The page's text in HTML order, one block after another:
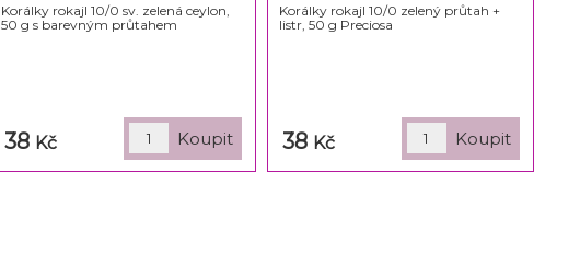
Korálky rokajl 10/0 sv. zelená ceylon,
50 g s barevným průtahem
38 Kč
Korálky rokajl 10/0 zelený průtah +
listr, 50 g Preciosa
38 Kč